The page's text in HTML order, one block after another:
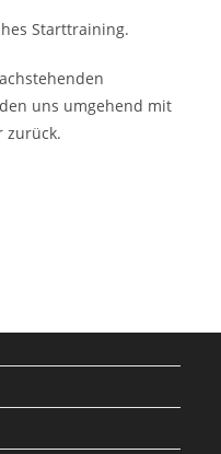
Starttraining.
uns umgehend mit
zurück.